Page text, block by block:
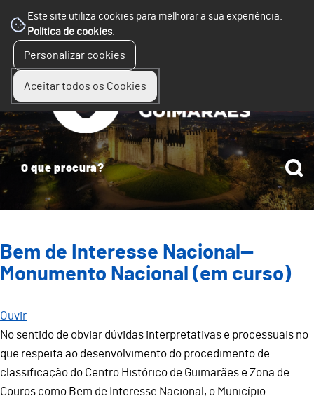
Este site utiliza cookies para melhorar a sua experiência.
Política de cookies.
Personalizar cookies
Aceitar todos os Cookies
Bem de Interesse Nacional—
Monumento Nacional (em curso)
Ouvir
No sentido de obviar dúvidas interpretativas e processuais no
que respeita ao desenvolvimento do procedimento de
classificação do Centro Histórico de Guimarães e Zona de
Couros como Bem de Interesse Nacional, o Município